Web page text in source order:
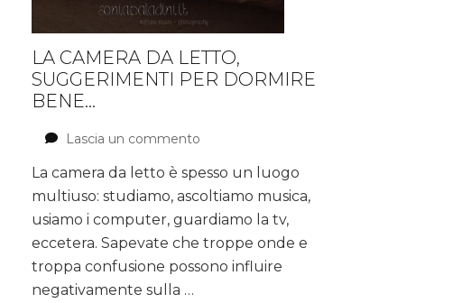
LA CAMERA DA LETTO,
SUGGERIMENTI PER DORMIRE
BENE…
Lascia un commento
Camera
da
Letto,
suggerimenti
per
dormire
La camera da letto è spesso un luogo
multiuso: studiamo, ascoltiamo musica,
usiamo i computer, guardiamo la tv,
eccetera. Sapevate che troppe onde e
troppa confusione possono influire
negativamente sulla …